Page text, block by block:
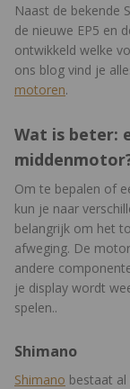
Naast de bekende
de nieuwe EP5 en
ontwikkeld welke
ons blog vind je
motoren.
Wat is beter:
Om te bepalen of
kun je naar
belangrijk om het
afweging. De
andere
je display wordt
spelen..
Shimano
Shimano bestaat